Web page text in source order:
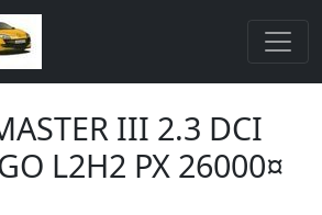
III 2.3 DCI
L2H2 PX 26000¤